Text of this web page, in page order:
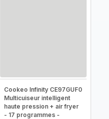
Cookeo Infinity CE97GUF0
Multicuiseur intelligent
haute pression + air fryer
- 17 programmes -